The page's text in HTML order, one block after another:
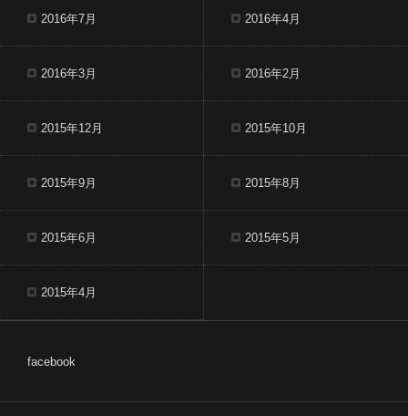
2016年7月 2016年4月
2016年3月 2016年2月
2015年12月 2015年10月
2015年9月 2015年8月
2015年6月 2015年5月
2015年4月
facebook